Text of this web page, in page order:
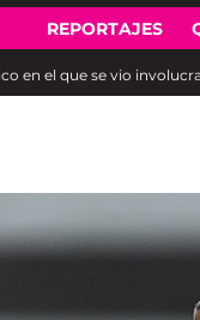
REPORTAJES
en el que se vio